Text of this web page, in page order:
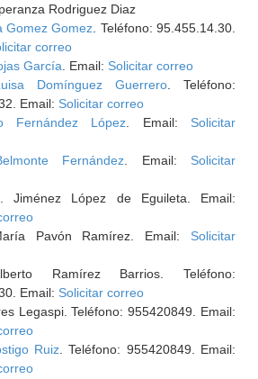
Rodriguez Diaz
Gomez Gomez . Teléfono: 95.455.14.30.
correo
García . Email: Solicitar correo
Domínguez Guerrero. Teléfono:
Email: Solicitar correo
Fernández López . Email: Solicitar
Fernández . Email: Solicitar
Jiménez López de Eguileta. Email:
Pavón Ramírez. Email: Solicitar
Ramírez Barrios. Teléfono:
Email: Solicitar correo
Legaspi. Teléfono: 955420849. Email:
Ruiz . Teléfono: 955420849. Email: